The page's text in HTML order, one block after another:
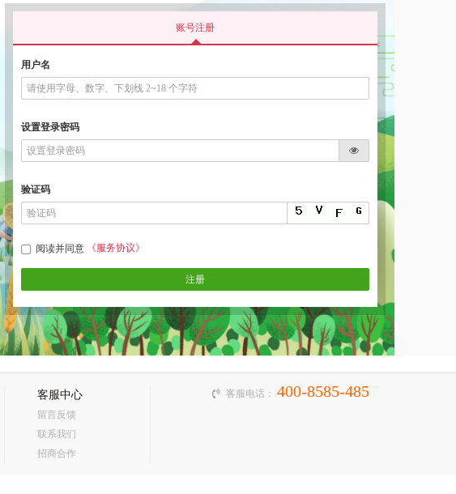
账号注册
用户名
设置登录密码
验证码
阅读并同意 《服务协议》
注册
客服中心
留言反馈
联系我们
招商合作
客服电话： 400-8585-485